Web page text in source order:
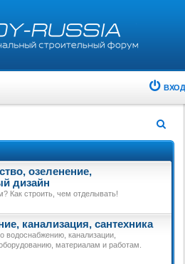
ВХОД
о
и
озеленение,
дизайн
Как строить, чем отделывать!
канализация, сантехника
водоснабжению, канализации,
материалам и работам.